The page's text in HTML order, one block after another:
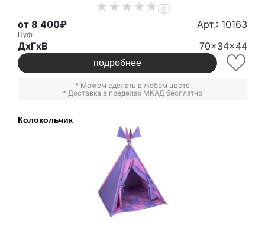
0
от 8 400₽ Арт.: 10163
Пуф
ДxГxВ 70x34x44
подробнее
* Можем сделать в любом цвете
* Доставка в пределах МКАД бесплатно
Колокольчик